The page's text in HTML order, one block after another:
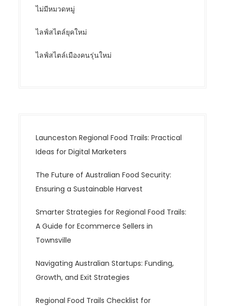
ไม่มีหมวดหมู่
ไลฟ์สไตล์ยุคใหม่
ไลฟ์สไตล์เมืองคนรุ่นใหม่
Launceston Regional Food Trails: Practical
Ideas for Digital Marketers
The Future of Australian Food Security:
Ensuring a Sustainable Harvest
Smarter Strategies for Regional Food Trails:
A Guide for Ecommerce Sellers in
Townsville
Navigating Australian Startups: Funding,
Growth, and Exit Strategies
Regional Food Trails Checklist for